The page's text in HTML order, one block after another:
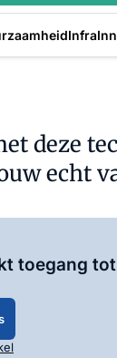
Infra
deze
echt
toegang